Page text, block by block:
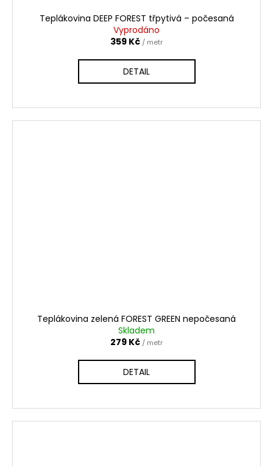
Teplákovina DEEP FOREST třpytivá – počesaná
Vyprodáno
359 Kč / metr
DETAIL
Teplákovina zelená FOREST GREEN nepočesaná
Skladem
279 Kč / metr
DETAIL